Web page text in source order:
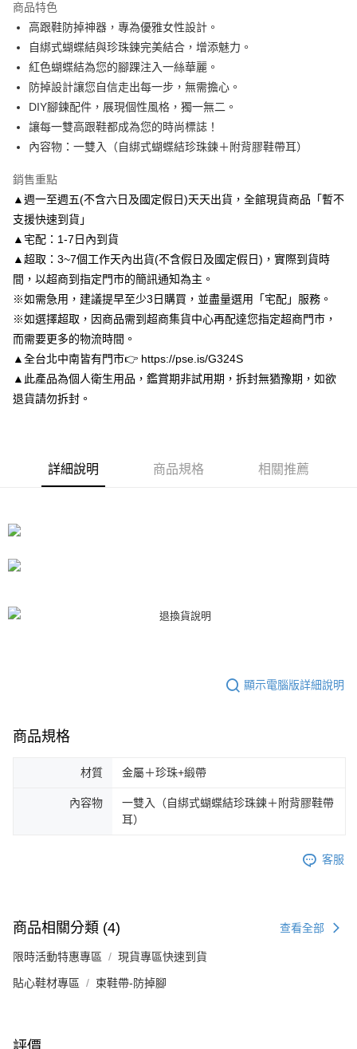
合作金庫商業銀行
華南商業銀行
彰化商業銀行
上海商業儲蓄銀行
台北富邦商業銀行
國泰世華商業銀行
兆豐國際商業銀行
臺灣中小企業銀行
台中商業銀行
匯豐（台灣）商業銀行
華泰商業銀行
聯邦商業銀行
遠東國際商業銀行
元大商業銀行
永豐商業銀行
玉山商業銀行
星展（台灣）商業銀行
台灣樂天信用卡公司
6 期 0 利率 每期
華南商業銀行
彰化商業銀行
上海商業儲蓄銀行
台北富邦商業銀行
國泰世華商業銀行
兆豐國際商業銀行
臺灣中小企業銀行
台中商業銀行
匯豐（台灣）商業銀行
華泰商業銀行
聯邦商業銀行
遠東國際商業銀行
元大商業銀行
永豐商業銀行
玉山商業銀行
台灣樂天信用卡公司
LINE Pay
Apple Pay
街口支付
悠遊付
【關於「AFTEE先享後付」】
AFTEE先享後付是「在收到商品之後才付款」的支付方式。 讓您購物簡單
便利好安心！
１．簡單：不需註冊會員、不需綁卡、不需儲值。
２．便利：只要手機號碼，簡訊認證，即可結帳。
３．安心：先確認商品／服務後，再付款。
１．於結帳方式選擇「AFTEE先享後付」後，將跳轉至「AFTEE先享後付」
結帳頁面，進行簡訊認證並確認金額後，即可完成結帳。
２．訂單成立數日內，您將收到繳費通知簡訊。
３．收到繳費通知簡訊後14天內，點擊此簡訊中的連結，可透過四大超商／
ATM／網路銀行／等多元方式進行付款，方視為交易完成。
是否繳費成功／繳費後需取消欲退款等相關疑問，請聯繫「AFTEE先享後付
客戶支援中心」https://netprotections.freshdesk.com/support/home
１．透過由恩沛科技股份有限公司提供之「AFTEE先享後付」服務完成之交
２．關於個人資料處理事宜，請瀏覽以下網址：
「AFTEE先享後付」，若未經同意申辦者引起之損失，本公司不負相關責
５．嚴禁一人註冊多個帳號或使用他人資訊註冊。若發現惡意使用之情形，
ATM付款
運送方式
付款後全家取貨
每筆NT$80，滿NT$3,000(含以上)免運費
付款後7-11取貨
每筆NT$80，滿NT$3,000(含以上)免運費
宅配
商品特色
高跟鞋防掉神器，專為優雅女性設計。
自綁式蝴蝶結與珍珠鍊完美結合，增添魅力。
紅色蝴蝶結為您的腳踝注入一絲華麗。
防掉設計讓您自信走出每一步，無需擔心。
DIY腳鍊配件，展現個性風格，獨一無二。
讓每一雙高跟鞋都成為您的時尚標誌！
內容物：一雙入（自綁式蝴蝶結珍珠鍊＋附背膠鞋帶耳）
銷售重點
▲週一至週五(不含六日及國定假日)天天出貨，全館現貨商品「暫不
支援快速到貨」
▲宅配：1-7日內到貨
▲超取：3~7個工作天內出貨(不含假日及國定假日)，實際到貨時
間，以超商到指定門市的簡訊通知為主。
※如需急用，建議提早至少3日購買，並盡量選用「宅配」服務。
※如選擇超取，因商品需到超商集貨中心再配達您指定超商門市，
而需要更多的物流時間。
▲全台北中南皆有門市👉 https://pse.is/G324S
▲此產品為個人衛生用品，鑑賞期非試用期，拆封無猶豫期，如欲
退貨請勿拆封。
詳細說明 商品規格 相關推薦
顯示電腦版詳細說明
商品規格
材質 金屬＋珍珠+緞帶
內容物
一雙入（自綁式蝴蝶結珍珠鍊＋附背膠鞋帶
耳）
客服
商品相關分類 (4) 查看全部
限時活動特惠專區 現貨專區快速到貨
貼心鞋材專區 束鞋帶-防掉腳